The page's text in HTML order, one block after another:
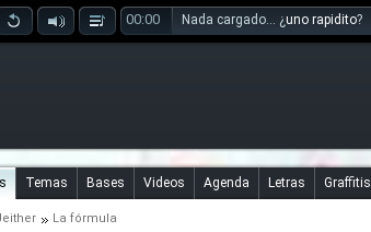
00:00 Nada cargado... ¿uno rapidito?
Temas Bases Videos Agenda Letras Graffitis
La fórmula